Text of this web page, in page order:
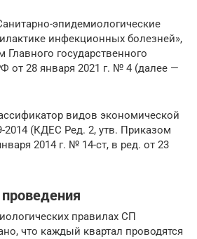
эпидемиологические
инфекционных болезней»,
государственного
от 28 января 2021 г. № 4 (далее —
видов экономической
2014 (КДЕС Ред. 2, утв. Приказом
2014 г. № 14-ст, в ред. от 23
правилах СП
что каждый квартал проводятся